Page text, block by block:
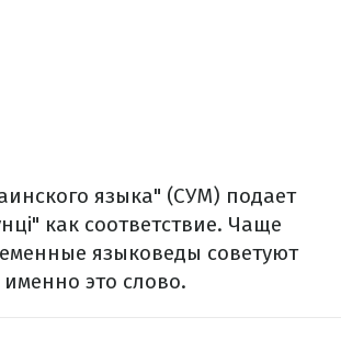
языка" (СУМ) подает
как соответствие. Чаще
языковеды советуют
это слово.